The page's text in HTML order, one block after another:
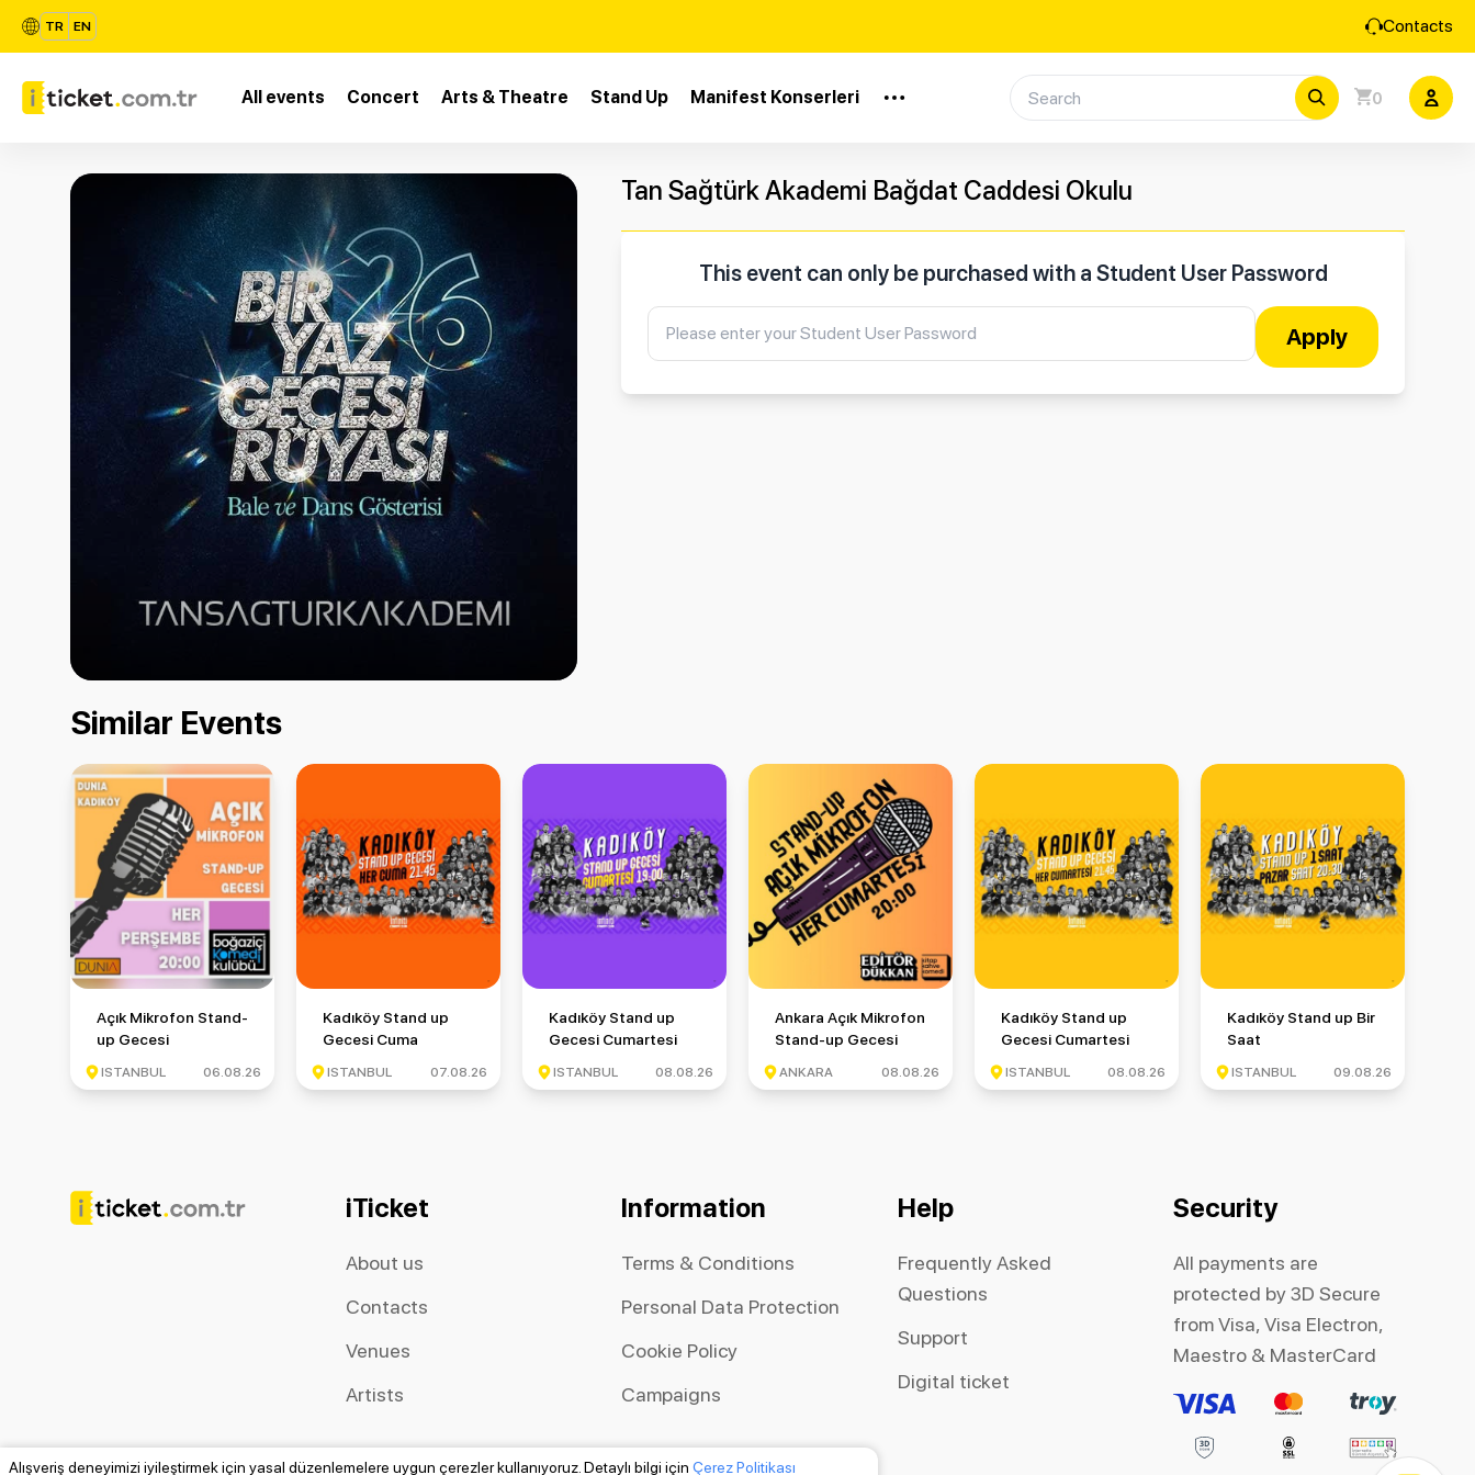
TR EN Contacts
All events Concert Arts & Theatre Stand Up Manifest Konserleri 0
Alışveriş deneyimizi iyileştirmek için yasal düzenlemelere uygun çerezler kullanıyoruz. Detaylı bilgi için Çerez Politikası
Tan Sağtürk Akademi Bağdat Caddesi Okulu
This event can only be purchased with a Student User Password
Apply
Similar Events
Açık Mikrofon Stand-up Gecesi
Açık Mikrofon Stand-
up Gecesi
ISTANBUL 06.08.26
Kadıköy Stand up Gecesi Cuma
Kadıköy Stand up
Gecesi Cuma
ISTANBUL 07.08.26
Kadıköy Stand up Gecesi Cumartesi
Kadıköy Stand up
Gecesi Cumartesi
ISTANBUL 08.08.26
Ankara Açık Mikrofon Stand-up Gecesi
Ankara Açık Mikrofon
Stand-up Gecesi
ANKARA 08.08.26
Kadıköy Stand up Gecesi Cumartesi
Kadıköy Stand up
Gecesi Cumartesi
ISTANBUL 08.08.26
Kadıköy Stand up Bir Saat
Kadıköy Stand up Bir
Saat
ISTANBUL 09.08.26
iTicket
About us
Contacts
Venues
Artists
Information
Terms & Conditions
Personal Data Protection
Cookie Policy
Campaigns
Help
Frequently Asked
Questions
Support
Digital ticket
Security
All payments are
protected by 3D Secure
from Visa, Visa Electron,
Maestro & MasterCard